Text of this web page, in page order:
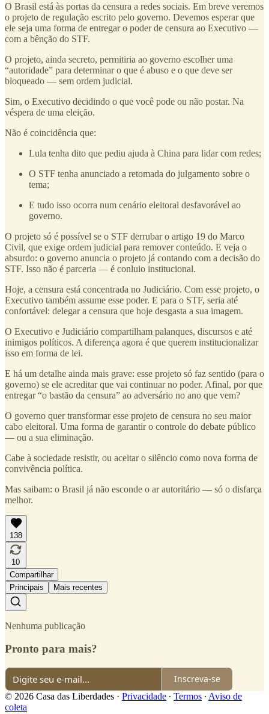
O Brasil está às portas da censura a redes sociais. Em breve veremos
o projeto de regulação escrito pelo governo. Devemos esperar que
ele seja uma forma de entregar o poder de censura ao Executivo —
com a bênção do STF.
O projeto, ainda secreto, permitiria ao governo escolher uma
“autoridade” para determinar o que é abuso e o que deve ser
bloqueado — sem ordem judicial.
Sim, o Executivo decidindo o que você pode ou não postar. Na
véspera de uma eleição.
Não é coincidência que:
Lula tenha dito que pediu ajuda à China para lidar com redes;
O STF tenha anunciado a retomada do julgamento sobre o
tema;
E tudo isso ocorra num cenário eleitoral desfavorável ao
governo.
O projeto só é possível se o STF derrubar o artigo 19 do Marco
Civil, que exige ordem judicial para remover conteúdo. E veja o
absurdo: o governo anuncia o projeto já contando com a decisão do
STF. Isso não é parceria — é conluio institucional.
Hoje, a censura está concentrada no Judiciário. Com esse projeto, o
Executivo também assume esse poder. E para o STF, seria até
confortável: delegar a censura que hoje desgasta a sua imagem.
O Executivo e Judiciário compartilham palanques, discursos e até
inimigos políticos. A diferença agora é que querem institucionalizar
isso em forma de lei.
E há um detalhe ainda mais grave: esse projeto só faz sentido (para o
governo) se ele acreditar que vai continuar no poder. Afinal, por que
entregar “o bastão da censura” ao adversário no ano que vem?
O governo quer transformar esse projeto de censura no seu maior
cabo eleitoral. Uma forma de garantir o controle do debate público
— ou a sua eliminação.
Cabe à sociedade resistir, ou aceitar o silêncio como nova forma de
convivência política.
Mas saibam: o Brasil já não esconde o ar autoritário — só o disfarça
melhor.
138
10
Compartilhar
Principais
Mais recentes
Nenhuma publicação
Pronto para mais?
Inscreva-se
© 2026 Casa das Liberdades · Privacidade ∙ Termos ∙ Aviso de
coleta